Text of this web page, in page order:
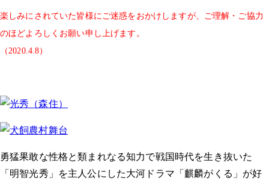
楽しみにされていた皆様にご迷惑をおかけしますが、
ご理解・ご協力
のほどよろしくお願い申し上げます。
（ 2020.4.8）
勇猛果敢な性格と類まれなる知力で戦国時代を生き抜いた
「明智光秀」を主人公にした大河ドラマ「麒麟がくる」が好